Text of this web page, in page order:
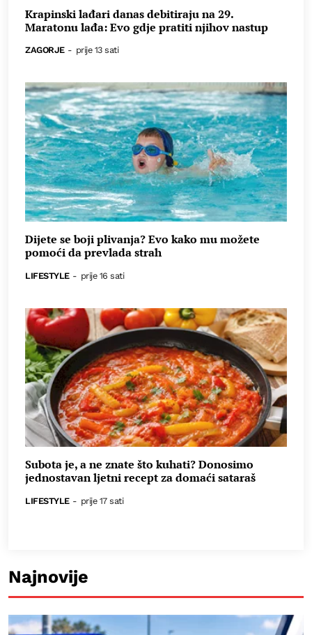
Krapinski lađari danas debitiraju na 29.
Maratonu lađa: Evo gdje pratiti njihov nastup
ZAGORJE - prije 13 sati
Dijete se boji plivanja? Evo kako mu možete
pomoći da prevlada strah
LIFESTYLE - prije 16 sati
Subota je, a ne znate što kuhati? Donosimo
jednostavan ljetni recept za domaći sataraš
LIFESTYLE - prije 17 sati
Najnovije